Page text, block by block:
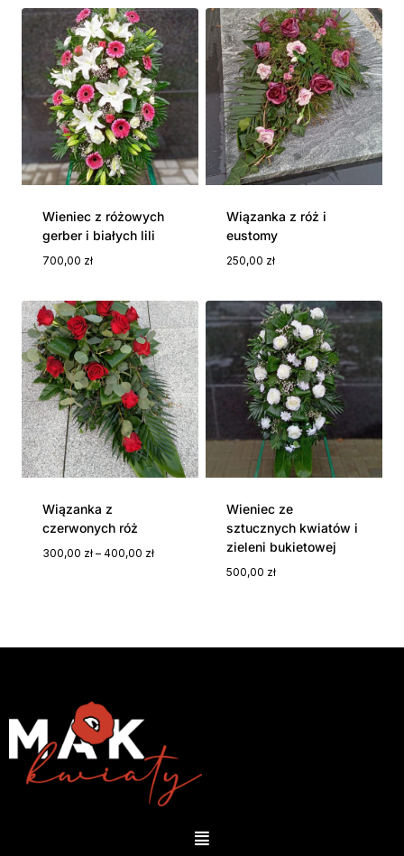
Wieniec z różowych
gerber i białych lili
700,00 zł
Wiązanka z róż i
eustomy
250,00 zł
Wiązanka z
czerwonych róż
300,00 zł – 400,00 zł
Wieniec ze
sztucznych kwiatów i
zieleni bukietowej
500,00 zł